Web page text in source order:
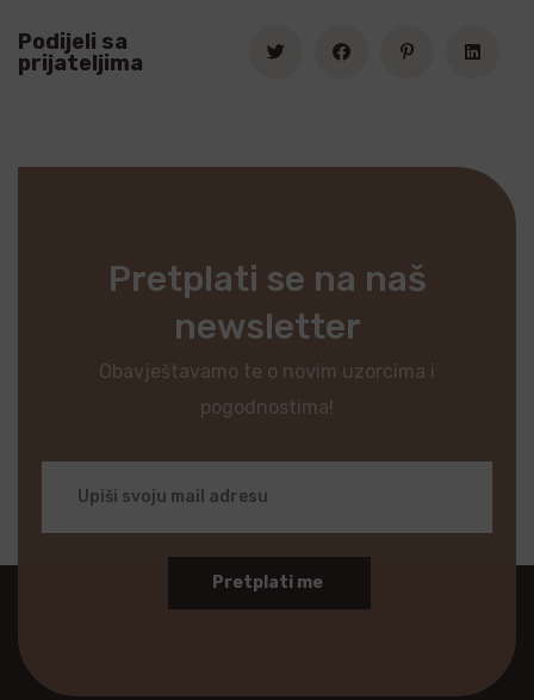
Podijeli sa
prijateljima
Pretplati se na naš
newsletter
Obavještavamo te o novim uzorcima i
pogodnostima!
Pretplati me